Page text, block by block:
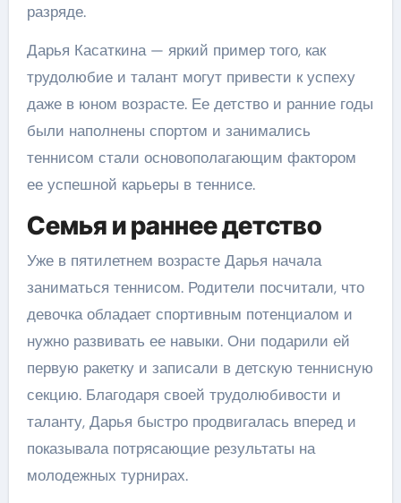
разряде.
Дарья Касаткина — яркий пример того, как
трудолюбие и талант могут привести к успеху
даже в юном возрасте. Ее детство и ранние годы
были наполнены спортом и занимались
теннисом стали основополагающим фактором
ее успешной карьеры в теннисе.
Семья и раннее детство
Уже в пятилетнем возрасте Дарья начала
заниматься теннисом. Родители посчитали, что
девочка обладает спортивным потенциалом и
нужно развивать ее навыки. Они подарили ей
первую ракетку и записали в детскую теннисную
секцию. Благодаря своей трудолюбивости и
таланту, Дарья быстро продвигалась вперед и
показывала потрясающие результаты на
молодежных турнирах.